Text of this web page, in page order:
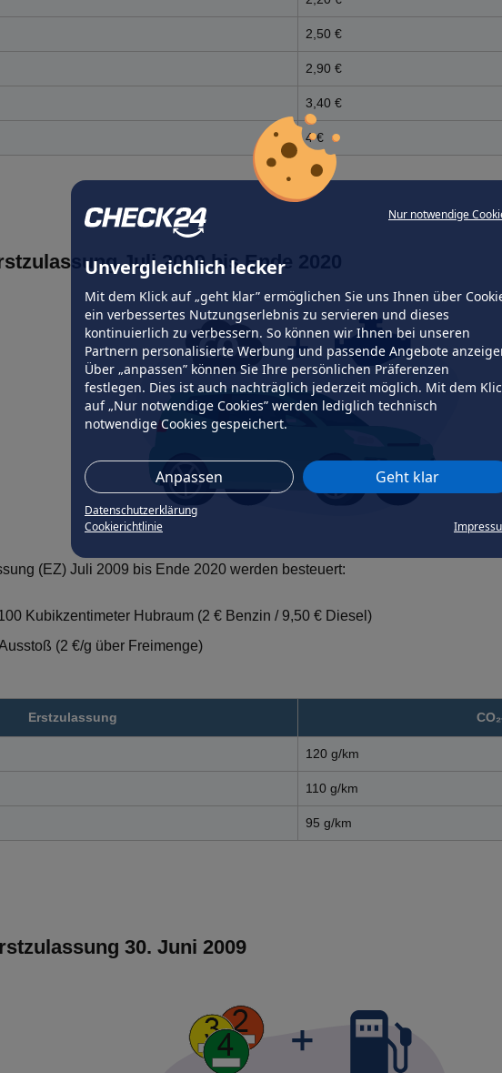
Nur notwendige
Unvergleichlich lecker
Mit dem Klick auf „geht klar” ermöglichen Sie uns Ihnen über
ein verbessertes Nutzungserlebnis zu servieren und dieses
kontinuierlich zu verbessern. So können wir Ihnen bei unseren
Partnern personalisierte Werbung und passende Angebote
Über „anpassen” können Sie Ihre persönlichen Präferenzen
festlegen. Dies ist auch nachträglich jederzeit möglich. Mit dem
auf „Nur notwendige Cookies” werden lediglich technisch
notwendige Cookies gespeichert.
Anpassen Geht klar
Datenschutzerklärung
Cookierichtlinie
2,50 €
2,90 €
3,40 €
4 €
Juli 2009 bis Ende 2020
(EZ) Juli 2009 bis Ende 2020 werden besteuert:
Kubikzentimeter Hubraum (2 € Benzin / 9,50 € Diesel)
(2 €/g über Freimenge)
Erstzulassung
120 g/km
110 g/km
95 g/km
30. Juni 2009